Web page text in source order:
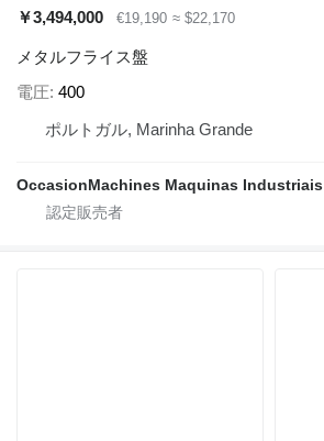
￥3,494,000 €19,190 ≈ $22,170
メタルフライス盤
電圧 400
ポルトガル, Marinha Grande
OccasionMachines Maquinas Industriais